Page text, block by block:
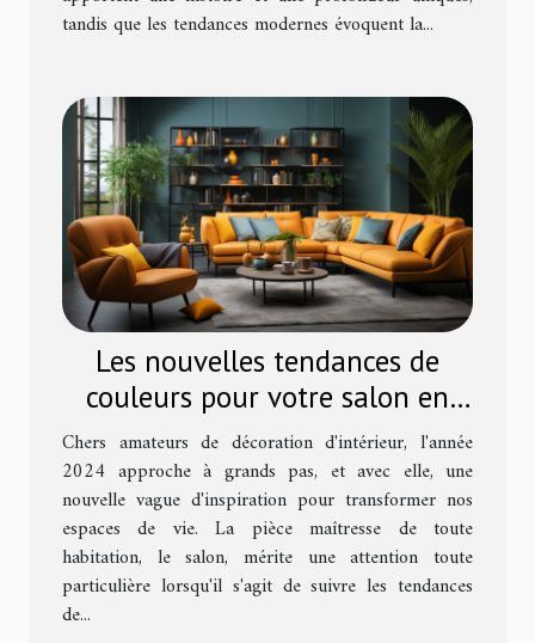
tandis que les tendances modernes évoquent la...
Les nouvelles tendances de
couleurs pour votre salon en
2024
Chers amateurs de décoration d'intérieur, l'année
2024 approche à grands pas, et avec elle, une
nouvelle vague d'inspiration pour transformer nos
espaces de vie. La pièce maîtresse de toute
habitation, le salon, mérite une attention toute
particulière lorsqu'il s'agit de suivre les tendances
de...